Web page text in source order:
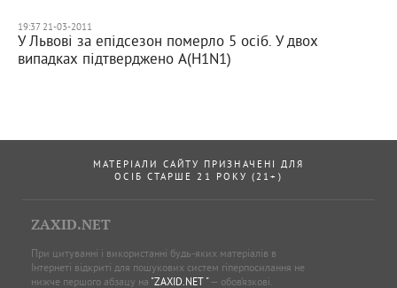
19:37 21-03-2011
У Львові за епідсезон померло 5 осіб. У двох
випадках підтверджено A(H1N1)
МАТЕРІАЛИ САЙТУ ПРИЗНАЧЕНІ ДЛЯ
ОСІБ СТАРШЕ 21 РОКУ (21+)
ZAXID.NET
При цитуванні і використанні будь-яких матеріалів в
Інтернеті відкриті для пошукових систем гіперпосилання не
нижче першого абзацу на "ZAXID.NET "— обов’язкові.